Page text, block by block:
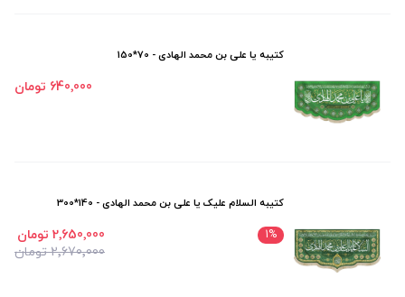
کتیبه یا علی بن محمد الهادی - 70*150
640٬000 تومان
کتیبه السلام علیک یا علی بن محمد الهادی - 140*300
1%
2٬670٬000 تومان
2٬650٬000 تومان